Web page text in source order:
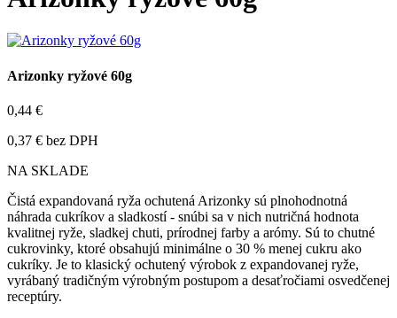
Arizonky ryžové 60g
0,44 €
0,37 € bez DPH
NA SKLADE
Čistá expandovaná ryža ochutená Arizonky sú plnohodnotná
náhrada cukríkov a sladkostí - snúbi sa v nich nutričná hodnota
kvalitnej ryže, sladkej chuti, prírodnej farby a arómy. Sú to chutné
cukrovinky, ktoré obsahujú minimálne o 30 % menej cukru ako
cukríky. Je to klasický ochutený výrobok z expandovanej ryže,
vyrábaný tradičným výrobným postupom a desaťročiami osvedčenej
receptúry.